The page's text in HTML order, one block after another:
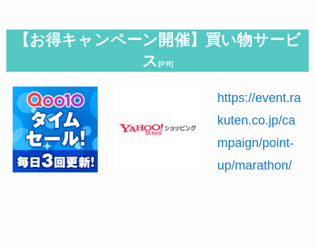
【お得キャンペーン開催】買い物サービ
ス[PR]
https://event.ra
kuten.co.jp/ca
mpaign/point-
up/marathon/